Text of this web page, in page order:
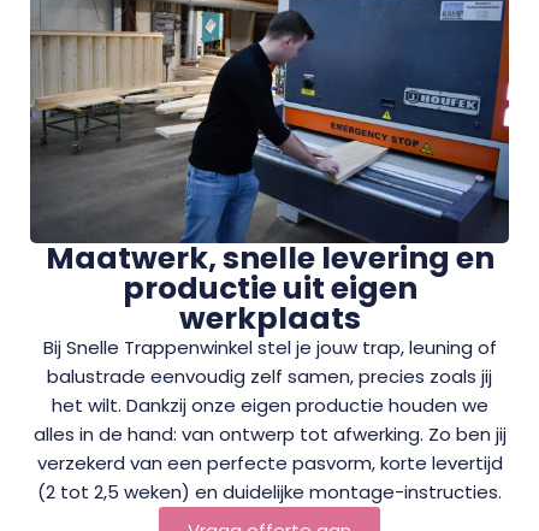
Maatwerk, snelle levering en
productie uit eigen
werkplaats
Bij Snelle Trappenwinkel stel je jouw trap, leuning of
balustrade eenvoudig zelf samen, precies zoals jij
het wilt. Dankzij onze eigen productie houden we
alles in de hand: van ontwerp tot afwerking. Zo ben jij
verzekerd van een perfecte pasvorm, korte levertijd
(2 tot 2,5 weken) en duidelijke montage-instructies.